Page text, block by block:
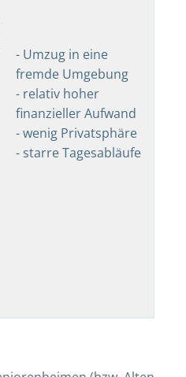
- Umzug in eine
fremde Umgebung
- relativ hoher
finanzieller Aufwand
- wenig Privatsphäre
- starre Tagesabläufe